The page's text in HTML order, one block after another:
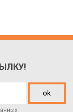
ok